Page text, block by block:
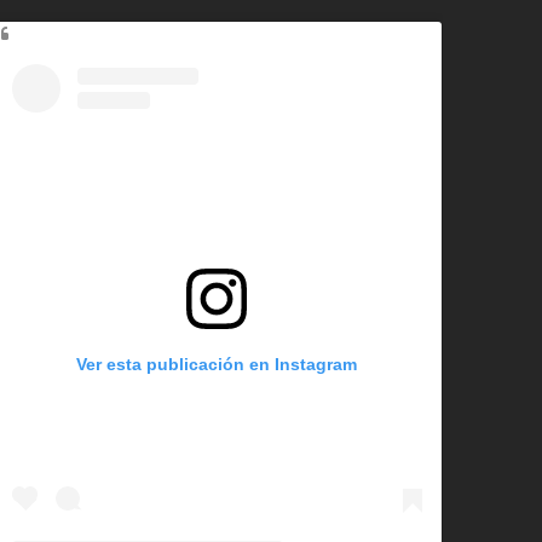
Ver esta publicación en Instagram